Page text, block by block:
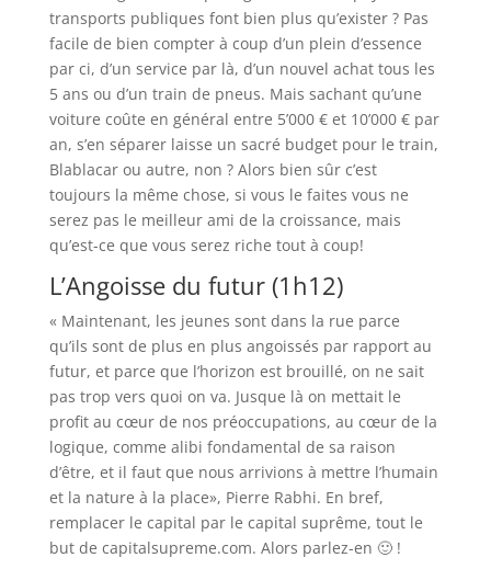
transports publiques font bien plus qu’exister ? Pas
facile de bien compter à coup d’un plein d’essence
par ci, d’un service par là, d’un nouvel achat tous les
5 ans ou d’un train de pneus. Mais sachant qu’une
voiture coûte en général entre 5’000 € et 10’000 € par
an, s’en séparer laisse un sacré budget pour le train,
Blablacar ou autre, non ? Alors bien sûr c’est
toujours la même chose, si vous le faites vous ne
serez pas le meilleur ami de la croissance, mais
qu’est-ce que vous serez riche tout à coup!
L’Angoisse du futur (1h12)
« Maintenant, les jeunes sont dans la rue parce
qu’ils sont de plus en plus angoissés par rapport au
futur, et parce que l’horizon est brouillé, on ne sait
pas trop vers quoi on va. Jusque là on mettait le
profit au cœur de nos préoccupations, au cœur de la
logique, comme alibi fondamental de sa raison
d’être, et il faut que nous arrivions à mettre l’humain
et la nature à la place», Pierre Rabhi. En bref,
remplacer le capital par le capital suprême, tout le
but de capitalsupreme.com. Alors parlez-en 🙂 !